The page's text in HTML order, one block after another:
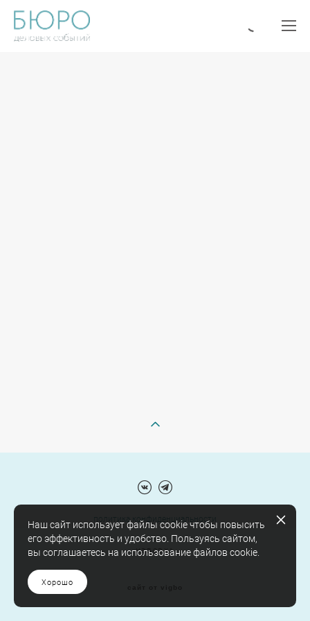
политика конфиденциальности
наверх↑
Наш сайт использует файлы cookie чтобы повысить
его эффективность и удобство. Пользуясь сайтом,
вы соглашаетесь на использование файлов cookie.
Хорошо